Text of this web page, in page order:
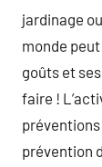
jardinage
monde
goûts et
faire !
prévention